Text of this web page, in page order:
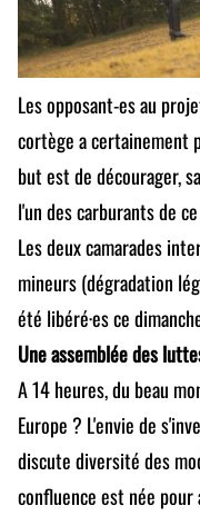
Les opposant-es au
cortège a certainement
but est de décourager,
l'un des carburants de
Les deux camarades
mineurs (dégradation
été libéré·es ce
Une assemblée des
A 14 heures, du beau
Europe ? L'envie de
discute diversité des
confluence est née